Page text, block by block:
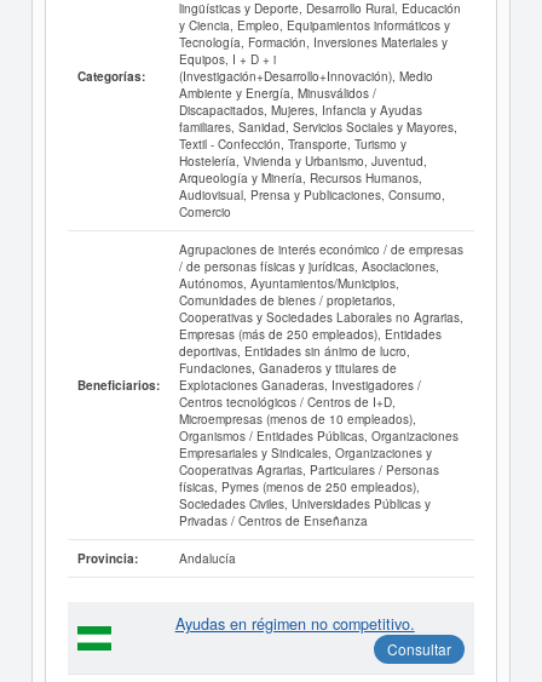
Categorías:
lingüísticas y Deporte, Desarrollo Rural, Educación
y Ciencia, Empleo, Equipamientos informáticos y
Tecnología, Formación, Inversiones Materiales y
Equipos, I + D + i
(Investigación+Desarrollo+Innovación), Medio
Ambiente y Energía, Minusválidos /
Discapacitados, Mujeres, Infancia y Ayudas
familiares, Sanidad, Servicios Sociales y Mayores,
Textil - Confección, Transporte, Turismo y
Hostelería, Vivienda y Urbanismo, Juventud,
Arqueología y Minería, Recursos Humanos,
Audiovisual, Prensa y Publicaciones, Consumo,
Comercio
Beneficiarios:
Agrupaciones de interés económico / de empresas
/ de personas físicas y jurídicas, Asociaciones,
Autónomos, Ayuntamientos/Municipios,
Comunidades de bienes / propietarios,
Cooperativas y Sociedades Laborales no Agrarias,
Empresas (más de 250 empleados), Entidades
deportivas, Entidades sin ánimo de lucro,
Fundaciones, Ganaderos y titulares de
Explotaciones Ganaderas, Investigadores /
Centros tecnológicos / Centros de I+D,
Microempresas (menos de 10 empleados),
Organismos / Entidades Públicas, Organizaciones
Empresariales y Sindicales, Organizaciones y
Cooperativas Agrarias, Particulares / Personas
físicas, Pymes (menos de 250 empleados),
Sociedades Civiles, Universidades Públicas y
Privadas / Centros de Enseñanza
Provincia: Andalucía
Ayudas en régimen no competitivo.
Consultar